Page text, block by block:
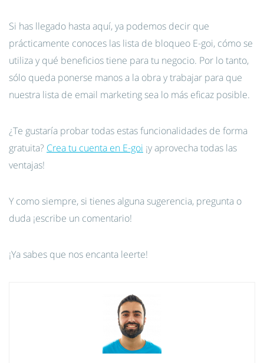
Si has llegado hasta aquí, ya podemos decir que
prácticamente conoces las lista de bloqueo E-goi, cómo se
utiliza y qué beneficios tiene para tu negocio. Por lo tanto,
sólo queda ponerse manos a la obra y trabajar para que
nuestra lista de email marketing sea lo más eficaz posible.
¿Te gustaría probar todas estas funcionalidades de forma
gratuita? Crea tu cuenta en E-goi ¡y aprovecha todas las
ventajas!
Y como siempre, si tienes alguna sugerencia, pregunta o
duda ¡escribe un comentario!
¡Ya sabes que nos encanta leerte!